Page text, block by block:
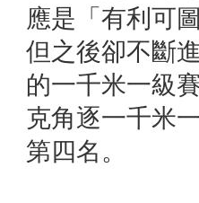
應是「有利可
但之後卻不斷
的一千米一級
克角逐一千米
第四名。